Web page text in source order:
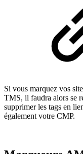
Si vous marquez vos
TMS, il faudra alors se
supprimer les tags en
également votre CMP.